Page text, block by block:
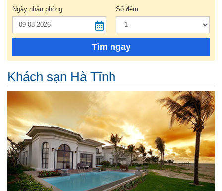
Ngày nhận phòng Số đêm
Tìm ngay
Khách sạn Hà Tĩnh